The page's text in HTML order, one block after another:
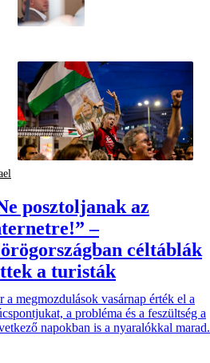
posztoljanak az
–
céltáblák
a turisták
a megmozdulások vasárnap érték el a
a probléma és a feszültség a
napokban is a nyaralókkal marad.